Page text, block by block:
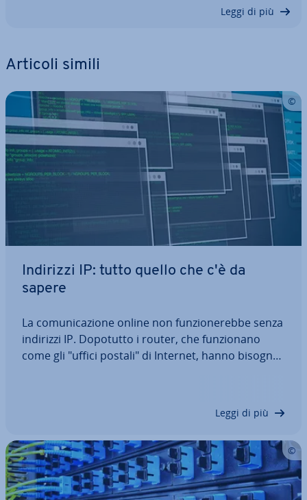
Leggi di più
Articoli simili
Indirizzi IP: tutto quello che c'è da
sapere
La co­mu­ni­ca­zio­ne online non fun­zio­ne­reb­be senza
indirizzi IP. Dopotutto i router, che fun­zio­na­no
come gli "uffici postali" di Internet, hanno bisogno
Leggi di più